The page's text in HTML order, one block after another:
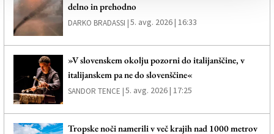
delno in prehodno
DARKO BRADASSI |5. avg. 2026 | 16:33
»V slovenskem okolju pozorni do italijanščine, v
italijanskem pa ne do slovenščine«
SANDOR TENCE |5. avg. 2026 | 17:25
Tropske noči namerili v več krajih nad 1000 metrov